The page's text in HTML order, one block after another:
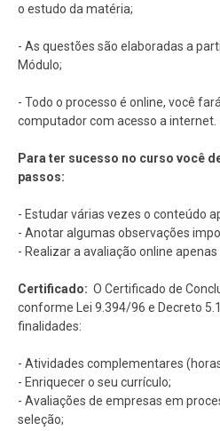
o estudo da matéria;
- As questões são elaboradas a
Módulo;
- Todo o processo é online, você
computador com acesso a internet.
Para ter sucesso no curso você
passos:
- Estudar várias vezes o conteúdo
- Anotar algumas observações
- Realizar a avaliação online
Certificado: O Certificado de
conforme Lei 9.394/96 e Decreto
finalidades:
- Atividades complementares
- Enriquecer o seu currículo;
- Avaliações de empresas em
seleção;